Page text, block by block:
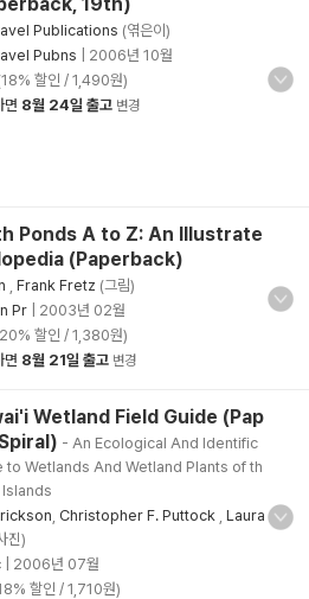
Publications (엮은이)
Pubns
2006년 10월
할인 / 1,490원)
면 8월 24일 출고 변경
Ponds A to Z: An Illustrate
(Paperback)
Frank Fretz (그림)
Pr
2003년 02월
할인 / 1,380원)
면 8월 21일 출고 변경
Wetland Field Guide (Pap
- An Ecological And Identific
to Wetlands And Wetland Plants of th
Christopher F. Puttock Laura
진)
2006년 07월
할인 / 1,710원)